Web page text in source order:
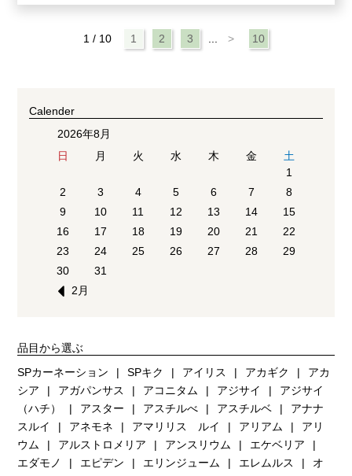
1 / 10 1 2 3 > 10
Calender
2026年8月
日
月 火 水 木 金 土
2月
1
2
3 4 5 6 7
8
9
10 11 12 13 14
15
16
17 18 19 20 21
22
23
24 25 26 27 28
29
30
31
品目から選ぶ
SPカーネーション
SPキク アイリス アカギク
アカ
シア
アガパンサス アコニタム アジサイ
アジサイ
（ハチ）
アスター アスチルべ アスチルベ
アナナ
スルイ
アネモネ アマリリス ルイ アリアム
アリ
ウム
アルストロメリア アンスリウム
エケベリア
エダモノ
エピデン エリンジューム エレムルス
オ